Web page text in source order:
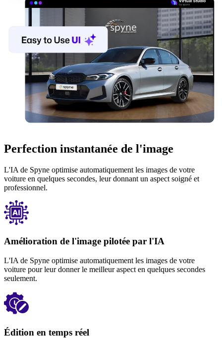
Perfection instantanée de l'image
L'IA de Spyne optimise automatiquement les images de votre
voiture en quelques secondes, leur donnant un aspect soigné et
professionnel.
Amélioration de l'image pilotée par l'IA
L'IA de Spyne optimise automatiquement les images de votre
voiture pour leur donner le meilleur aspect en quelques secondes
seulement.
Édition en temps réel